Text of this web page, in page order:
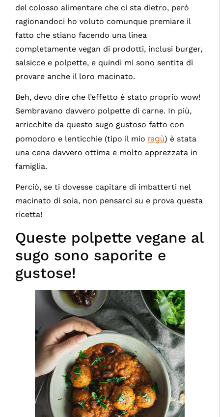
del colosso alimentare che ci sta dietro, però
ragionandoci ho voluto comunque premiare il
fatto che stiano facendo una linea
completamente vegan di prodotti, inclusi burger,
salsicce e polpette, e quindi mi sono sentita di
provare anche il loro macinato.
Beh, devo dire che l’effetto è stato proprio wow!
Sembravano davvero polpette di carne. In più,
arricchite da questo sugo gustoso fatto con
pomodoro e lenticchie (tipo il mio ragù) è stata
una cena davvero ottima e molto apprezzata in
famiglia.
Perciò, se ti dovesse capitare di imbatterti nel
macinato di soia, non pensarci su e prova questa
ricetta!
Queste polpette vegane al
sugo sono saporite e
gustose!